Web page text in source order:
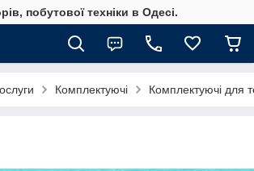
побутової техніки в Одесі.
Комплектуючі Комплектуючі для